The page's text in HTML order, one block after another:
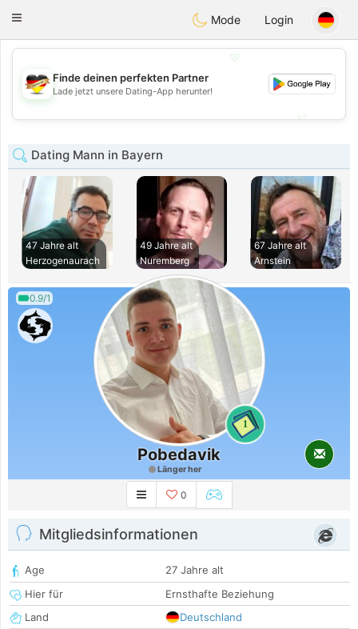
DeutschDating
Toggle
Mode Login
💖
💕
Finde deinen perfekten Partner
Lade jetzt unsere Dating-App herunter!
Dating Mann in Bayern
47 Jahre alt
Herzogenaurach
49 Jahre alt
Nuremberg
67 Jahre alt
Arnstein
0.9/1
1
Pobedavik
Länger her
0
Mitgliedsinformationen
Age
27 Jahre alt
Hier für
Ernsthafte Beziehung
Land
Deutschland